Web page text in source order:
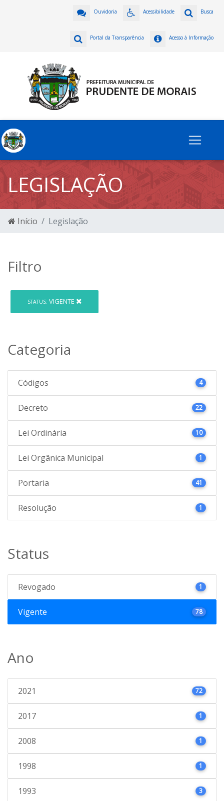
Busca
Acessibilidade
Ouvidoria
Acesso à Informação
Portal da Transparência
LEGISLAÇÃO
Início Legislação
Filtro
STATUS: VIGENTE
Categoria
Códigos 4
Decreto 22
Lei Ordinária 10
Lei Orgânica Municipal 1
Portaria 41
Resolução 1
Status
Revogado 1
Vigente 78
Ano
2021 72
2017 1
2008 1
1998 1
1993 3